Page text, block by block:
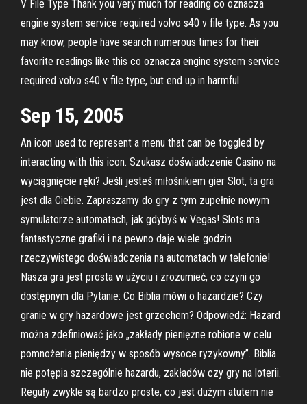
V File Type Thank you very much for reading co oznacza
engine system service required volvo s40 v file type. As you
may know, people have search numerous times for their
favorite readings like this co oznacza engine system service
required volvo s40 v file type, but end up in harmful
Sep 15, 2005
An icon used to represent a menu that can be toggled by
interacting with this icon. Szukasz doświadczenie Casino na
wyciągnięcie ręki? Jeśli jesteś miłośnikiem gier Slot, ta gra
jest dla Ciebie. Zapraszamy do gry z tym zupełnie nowym
symulatorze automatach, jak gdybyś w Vegas! Slots ma
fantastyczne grafiki i na pewno daje wiele godzin
rzeczywistego doświadczenia na automatach w telefonie!
Nasza gra jest prosta w użyciu i zrozumieć, co czyni go
dostępnym dla Pytanie: Co Biblia mówi o hazardzie? Czy
granie w gry hazardowe jest grzechem? Odpowiedź: Hazard
można zdefiniować jako „zakłady pieniężne robione w celu
pomnożenia pieniędzy w sposób wysoce ryzykowny”. Biblia
nie potępia szczególnie hazardu, zakładów czy gry na loterii.
Reguły zwykle są bardzo proste, co jest dużym atutem nie